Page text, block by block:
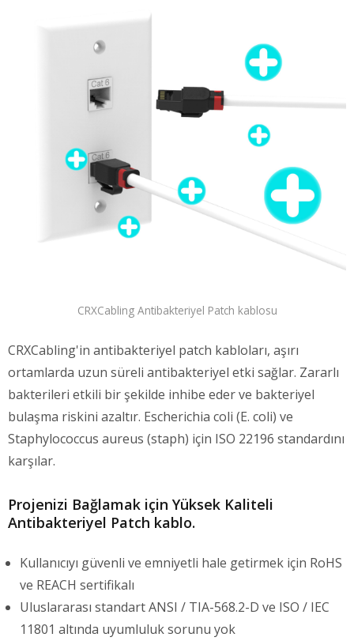
CRXCabling Antibakteriyel Patch kablosu
CRXCabling'in antibakteriyel patch kabloları, aşırı
ortamlarda uzun süreli antibakteriyel etki sağlar. Zararlı
bakterileri etkili bir şekilde inhibe eder ve bakteriyel
bulaşma riskini azaltır. Escherichia coli (E. coli) ve
Staphylococcus aureus (staph) için ISO 22196 standardını
karşılar.
Projenizi Bağlamak için Yüksek Kaliteli
Antibakteriyel Patch kablo.
Kullanıcıyı güvenli ve emniyetli hale getirmek için RoHS
ve REACH sertifikalı
Uluslararası standart ANSI / TIA-568.2-D ve ISO / IEC
11801 altında uyumluluk sorunu yok